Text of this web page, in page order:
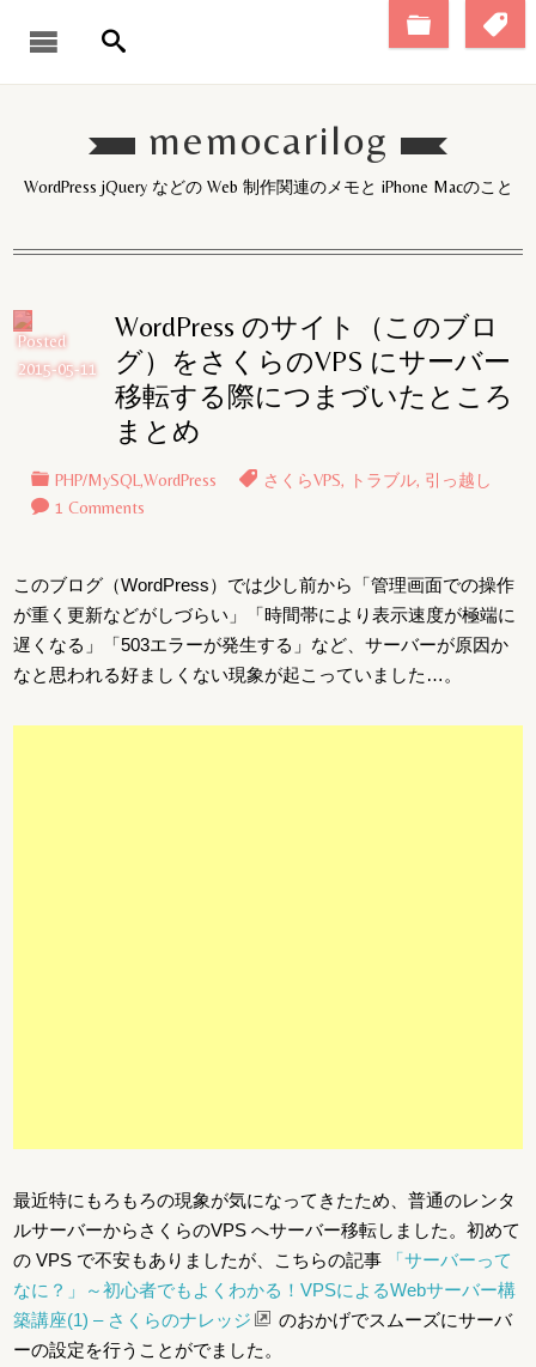
memocarilog
WordPress jQuery などの Web 制作関連のメモと iPhone Macのこと
WordPress のサイト（このブロ
グ）をさくらのVPS にサーバー
移転する際につまづいたところ
まとめ
PHP/MySQL ,WordPress さくらVPS, トラブル, 引っ越し
1 Comments
Posted
2015-05-11
このブログ（WordPress）では少し前から「管理画面での操作
が重く更新などがしづらい」「時間帯により表示速度が極端に
遅くなる」「503エラーが発生する」など、サーバーが原因か
なと思われる好ましくない現象が起こっていました…。
最近特にもろもろの現象が気になってきたため、普通のレンタ
ルサーバーからさくらのVPS へサーバー移転しました。初めて
の VPS で不安もありましたが、こちらの記事
「サーバーって
なに？」～初心者でもよくわかる！VPSによるWebサーバー構
築講座(1) – さくらのナレッジ
のおかげでスムーズにサーバ
ーの設定を行うことがでました。